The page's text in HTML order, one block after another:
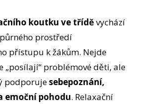
koutku ve tříděvychází
prostředí
přístupu k žákům. Nejde
„posílají“ problémové děti, ale
podporujesebepoznání,
emoční pohodu. Relaxační